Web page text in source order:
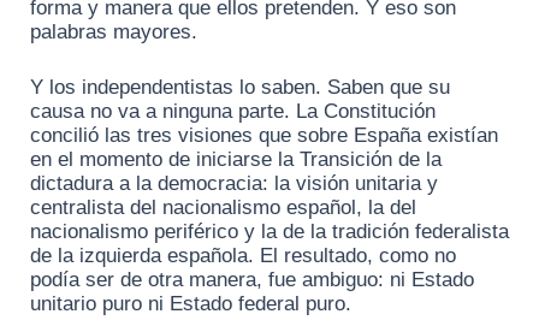
forma y manera que ellos pretenden. Y eso son
palabras mayores.
Y los independentistas lo saben. Saben que su
causa no va a ninguna parte. La Constitución
concilió las tres visiones que sobre España existían
en el momento de iniciarse la Transición de la
dictadura a la democracia: la visión unitaria y
centralista del nacionalismo español, la del
nacionalismo periférico y la de la tradición federalista
de la izquierda española. El resultado, como no
podía ser de otra manera, fue ambiguo: ni Estado
unitario puro ni Estado federal puro.